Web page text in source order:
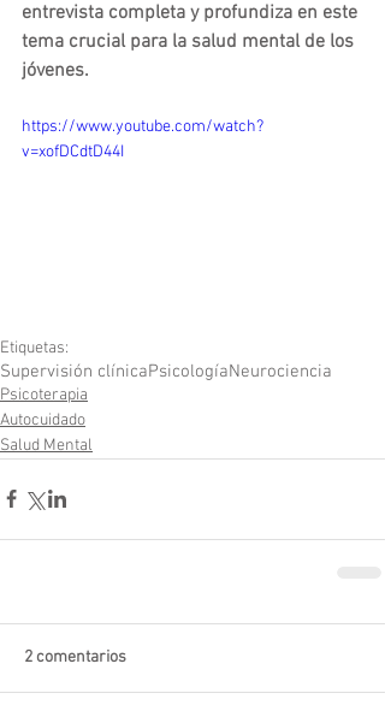
entrevista completa y profundiza en este
tema crucial para la salud mental de los
jóvenes.
https://www.youtube.com/watch?
v=xofDCdtD44I
Etiquetas:
Supervisión clínicaPsicologíaNeurociencia
Psicoterapia
Autocuidado
Salud Mental
2 comentarios